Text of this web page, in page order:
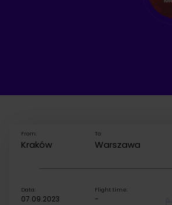
From:
Kraków
To:
Warszawa
Data:
07.09.2023
Flight time:
-